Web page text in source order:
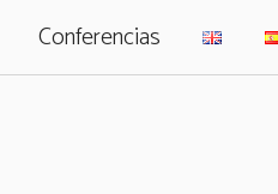
Conferencias